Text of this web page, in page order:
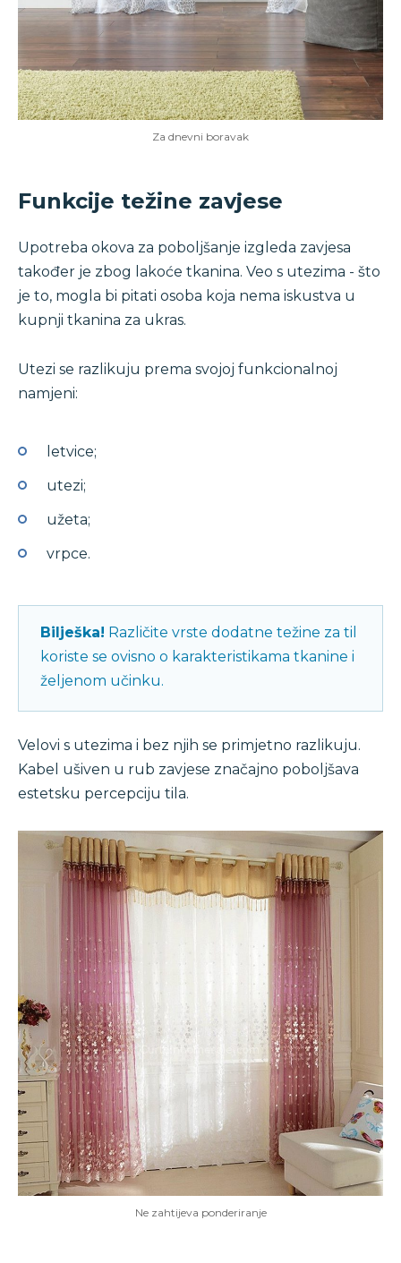
Za dnevni boravak
Funkcije težine zavjese
Upotreba okova za poboljšanje izgleda zavjesa
također je zbog lakoće tkanina. Veo s utezima - što
je to, mogla bi pitati osoba koja nema iskustva u
kupnji tkanina za ukras.
Utezi se razlikuju prema svojoj funkcionalnoj
namjeni:
letvice;
utezi;
užeta;
vrpce.
Bilješka! Različite vrste dodatne težine za til
koriste se ovisno o karakteristikama tkanine i
željenom učinku.
Velovi s utezima i bez njih se primjetno razlikuju.
Kabel ušiven u rub zavjese značajno poboljšava
estetsku percepciju tila.
Ne zahtijeva ponderiranje